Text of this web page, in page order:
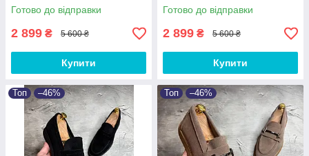
Готово до відправки
2 899 ₴ 5 600 ₴
Купити
Готово до відправки
2 899 ₴ 5 600 ₴
Купити
Топ –46% Топ –46%